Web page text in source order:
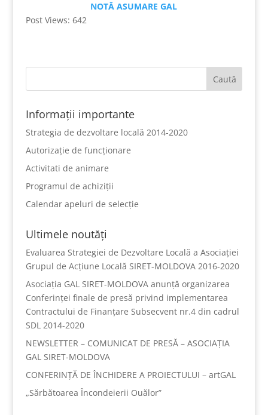
NOTĂ ASUMARE GAL
Post Views: 642
Informații importante
Strategia de dezvoltare locală 2014-2020
Autorizație de funcționare
Activitati de animare
Programul de achiziții
Calendar apeluri de selecție
Ultimele noutăți
Evaluarea Strategiei de Dezvoltare Locală a Asociației
Grupul de Acțiune Locală SIRET-MOLDOVA 2016-2020
Asociația GAL SIRET-MOLDOVA anunță organizarea
Conferinței finale de presă privind implementarea
Contractului de Finanțare Subsecvent nr.4 din cadrul
SDL 2014-2020
NEWSLETTER – COMUNICAT DE PRESĂ – ASOCIAȚIA
GAL SIRET-MOLDOVA
CONFERINȚĂ DE ÎNCHIDERE A PROIECTULUI – artGAL
„Sărbătoarea Încondeierii Ouălor”